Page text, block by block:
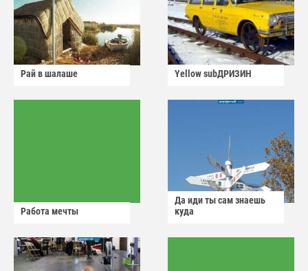
Рай в шалаше Yellow subДРИЗИН
Работа мечты
Да иди ты сам знаешь
куда